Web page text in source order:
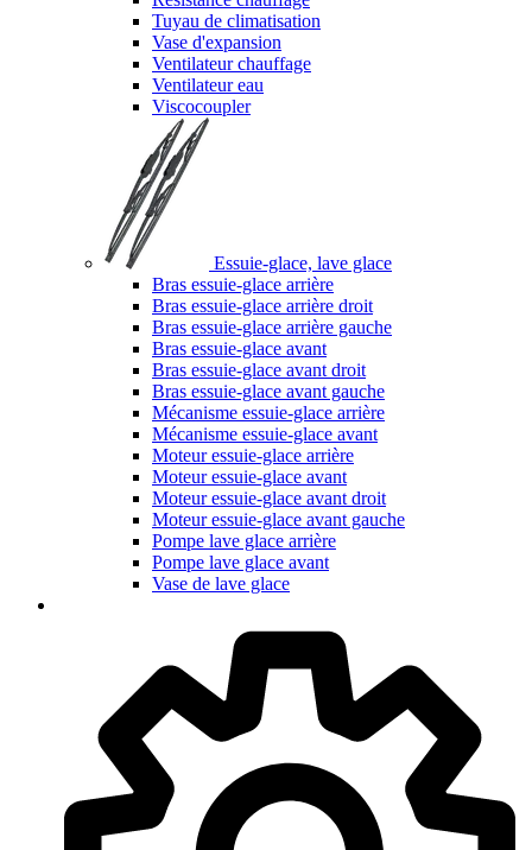
Tuyau de climatisation
Vase d'expansion
Ventilateur chauffage
Ventilateur eau
Viscocoupler
Essuie-glace, lave glace
Bras essuie-glace arrière
Bras essuie-glace arrière droit
Bras essuie-glace arrière gauche
Bras essuie-glace avant
Bras essuie-glace avant droit
Bras essuie-glace avant gauche
Mécanisme essuie-glace arrière
Mécanisme essuie-glace avant
Moteur essuie-glace arrière
Moteur essuie-glace avant
Moteur essuie-glace avant droit
Moteur essuie-glace avant gauche
Pompe lave glace arrière
Pompe lave glace avant
Vase de lave glace